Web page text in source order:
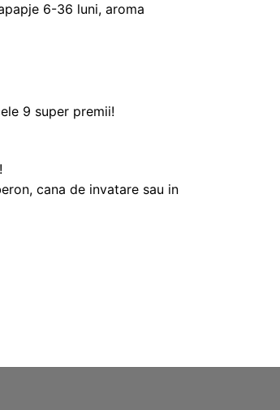
6-36 luni, aroma
9 super premii!
cana de invatare sau in